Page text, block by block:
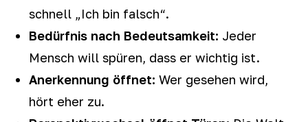
schnell „Ich bin falsch“.
Bedürfnis nach Bedeutsamkeit: Jeder
Mensch will spüren, dass er wichtig ist.
Anerkennung öffnet: Wer gesehen wird,
hört eher zu.